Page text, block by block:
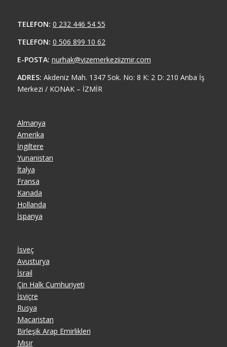
TELEFON: 0 232 446 54 55
TELEFON: 0 506 899 10 62
E-POSTA: nurhak@vizemerkeziizmir.com
ADRES: Akdeniz Mah. 1347 Sok. No: 8 K: 2 D: 210 Anba İş
Merkezi / KONAK – İZMİR
Almanya
Amerika
İngiltere
Yunanistan
İtalya
Fransa
Kanada
Hollanda
İspanya
İsveç
Avusturya
İsrail
Çin Halk Cumhuriyeti
İsviçre
Rusya
Macaristan
Birleşik Arap Emirlikleri
Mısır